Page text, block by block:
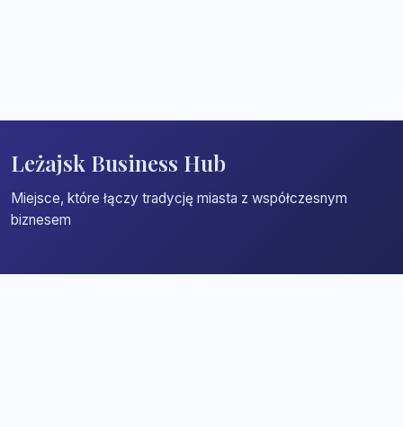
Leżajsk Business Hub
Miejsce, które łączy tradycję miasta z współczesnym
biznesem